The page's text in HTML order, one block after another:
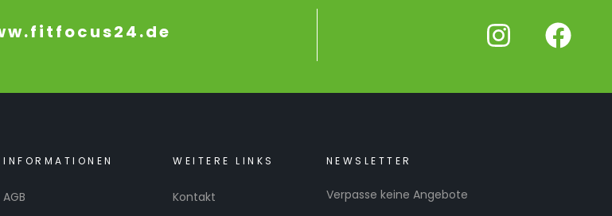
INFORMATIONEN
AGB
WEITERE LINKS
Kontakt
NEWSLETTER
Verpasse keine Angebote